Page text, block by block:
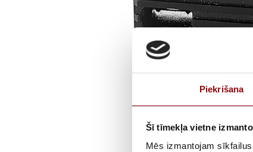
Piekrišana
Šī tīmekļa vietne
Mēs izmantojam